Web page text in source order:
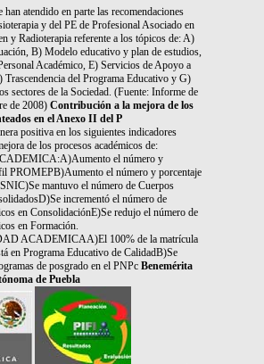
han atendido en parte las recomendaciones
y del PE de Profesional Asociado en
y Radioterapia referente a los tópicos de: A)
B) Modelo educativo y plan de estudios,
Académico, E) Servicios de Apoyo a
Trascendencia del Programa Educativo y G)
sectores de la Sociedad. (Fuente: Informe de
de 2008) Contribución a la mejora de los
en el Anexo II del P
positiva en los siguientes indicadores
de los procesos académicos de:
el número y
PROMEPB)Aumento el número y porcentaje
mantuvo el número de Cuerpos
incrementó el número de
en ConsolidaciónE)Se redujo el número de
en Formación.
ACADEMICAA)El 100% de la matrícula
en Programa Educativo de CalidadB)Se
de posgrado en el PNPc Benemérita
de Puebla